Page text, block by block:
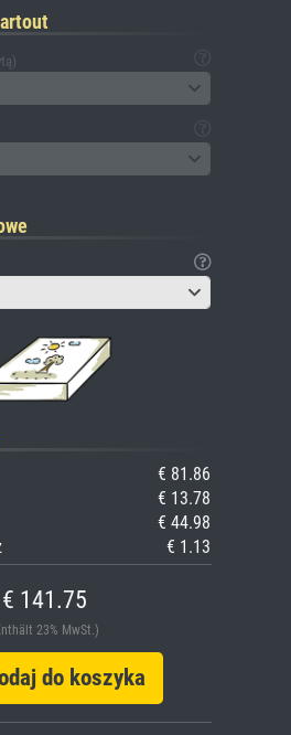
€ 81.86
€ 13.78
€ 44.98
€ 1.13
€ 141.75
23% MwSt.)
do koszyka